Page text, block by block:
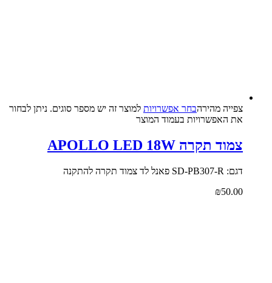
צפייה‬ ‫מהירה‬בחר אפשרויות למוצר זה יש מספר סוגים. ניתן לבחור
את האפשרויות בעמוד המוצר
צמוד תקרה APOLLO LED 18W
דגם: SD-PB307-R פאנל לד צמוד תקרה להתקנה
₪50.00